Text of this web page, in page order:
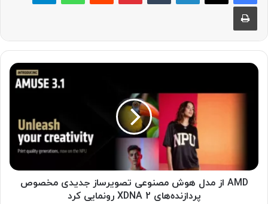
چاپ
A
ه
AMD از مدل هوش مصنوعی تصویرساز جدیدی مخصوص
پردازنده‌های XDNA 2 رونمایی کرد